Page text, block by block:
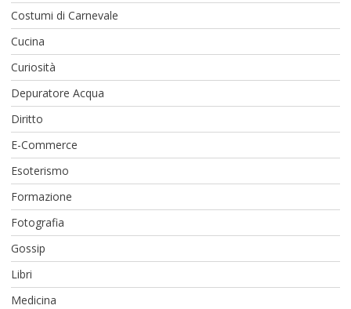
Costumi di Carnevale
Cucina
Curiosità
Depuratore Acqua
Diritto
E-Commerce
Esoterismo
Formazione
Fotografia
Gossip
Libri
Medicina